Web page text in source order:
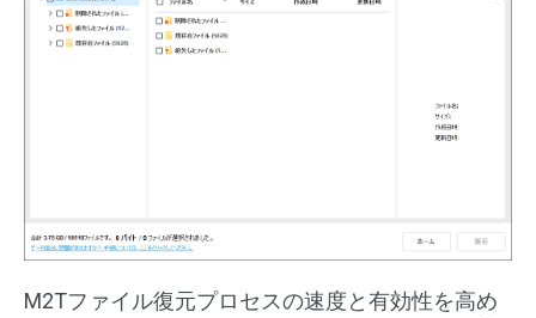
M2Tファイル復元プロセスの速度と有効性を高め